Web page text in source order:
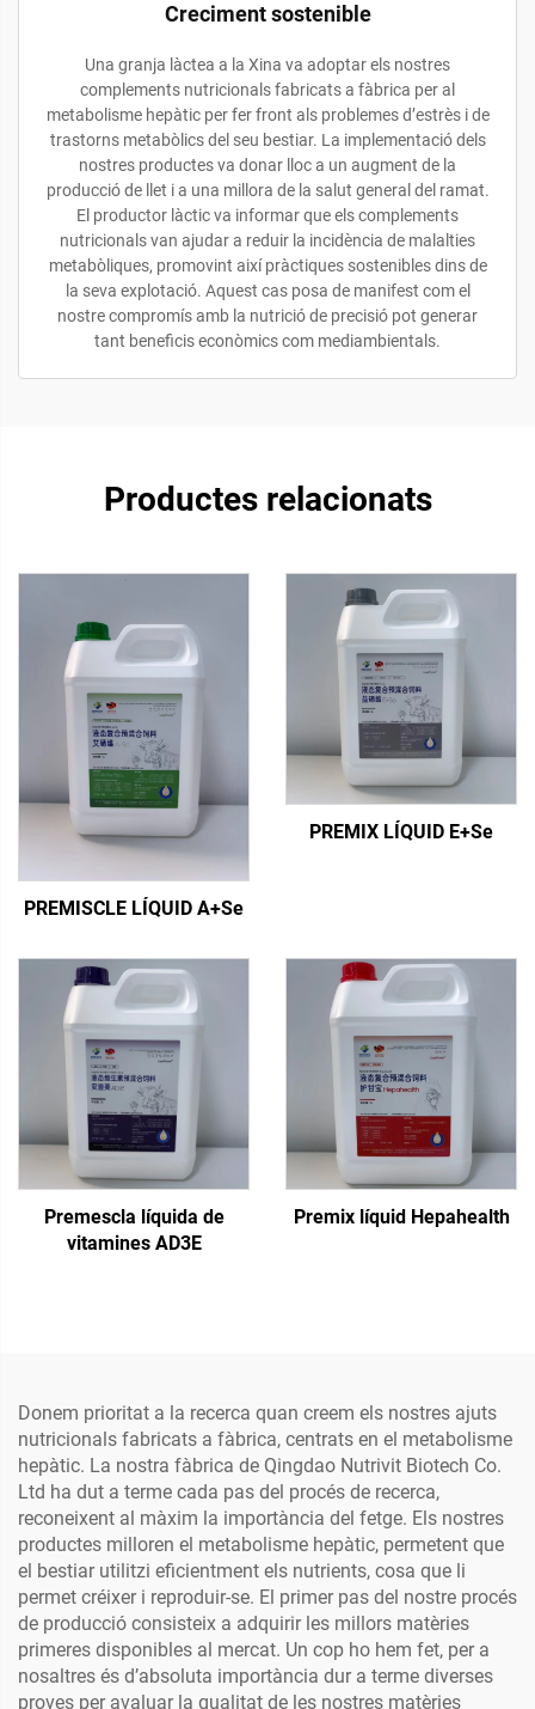
Creciment sostenible
Una granja làctea a la Xina va adoptar els nostres
complements nutricionals fabricats a fàbrica per al
metabolisme hepàtic per fer front als problemes d’estrès i de
trastorns metabòlics del seu bestiar. La implementació dels
nostres productes va donar lloc a un augment de la
producció de llet i a una millora de la salut general del ramat.
El productor làctic va informar que els complements
nutricionals van ajudar a reduir la incidència de malalties
metabòliques, promovint així pràctiques sostenibles dins de
la seva explotació. Aquest cas posa de manifest com el
nostre compromís amb la nutrició de precisió pot generar
tant beneficis econòmics com mediambientals.
Productes relacionats
PREMISCLE LÍQUID A+Se
PREMIX LÍQUID E+Se
Premescla líquida de
vitamines AD3E
Premix líquid Hepahealth
Donem prioritat a la recerca quan creem els nostres ajuts
nutricionals fabricats a fàbrica, centrats en el metabolisme
hepàtic. La nostra fàbrica de Qingdao Nutrivit Biotech Co.
Ltd ha dut a terme cada pas del procés de recerca,
reconeixent al màxim la importància del fetge. Els nostres
productes milloren el metabolisme hepàtic, permetent que
el bestiar utilitzi eficientment els nutrients, cosa que li
permet créixer i reproduir-se. El primer pas del nostre procés
de producció consisteix a adquirir les millors matèries
primeres disponibles al mercat. Un cop ho hem fet, per a
nosaltres és d’absoluta importància dur a terme diverses
proves per avaluar la qualitat de les nostres matèries